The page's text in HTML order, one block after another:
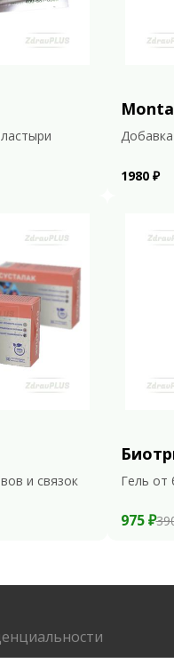
1980 ₽
и связок Гель от
975 ₽